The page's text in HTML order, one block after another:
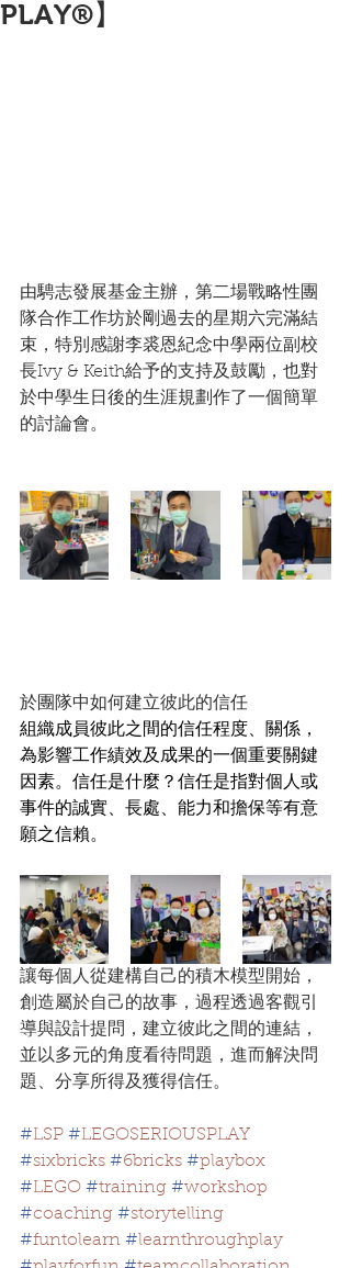
PLAY®】
由騁志發展基金主辦，第二場戰略性團
隊合作工作坊於剛過去的星期六完滿結
束，特別感謝李裘恩紀念中學兩位副校
長Ivy & Keith給予的支持及鼓勵，也對
於中學生日後的生涯規劃作了一個簡單
的討論會。
於團隊中如何建立彼此的信任
組織成員彼此之間的信任程度、關係，
為影響工作績效及成果的一個重要關鍵
因素。信任是什麼？信任是指對個人或
事件的誠實、長處、能力和擔保等有意
願之信賴。
讓每個人從建構自己的積木模型開始，
創造屬於自己的故事，過程透過客觀引
導與設計提問，建立彼此之間的連結，
並以多元的角度看待問題，進而解決問
題、分享所得及獲得信任。
#LSP #LEGOSERIOUSPLAY
#sixbricks #6bricks #playbox
#LEGO #training #workshop
#coaching #storytelling
#funtolearn #learnthroughplay